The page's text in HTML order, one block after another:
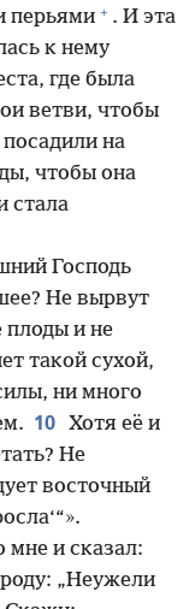
перьями + . И эта
к нему
где была
ветви, чтобы
на
чтобы она
стала
Господь
Не вырвут
плоды и не
такой сухой,
ни много
10 Хотя её и
Не
восточный
мне и сказал:
„Неужели